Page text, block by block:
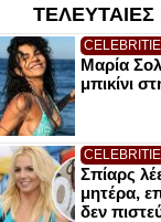
ΤΕΛΕΥΤΑΙΕΣ
Μαρία
μπικίνι
Σπίαρς
μητέρα,
δεν